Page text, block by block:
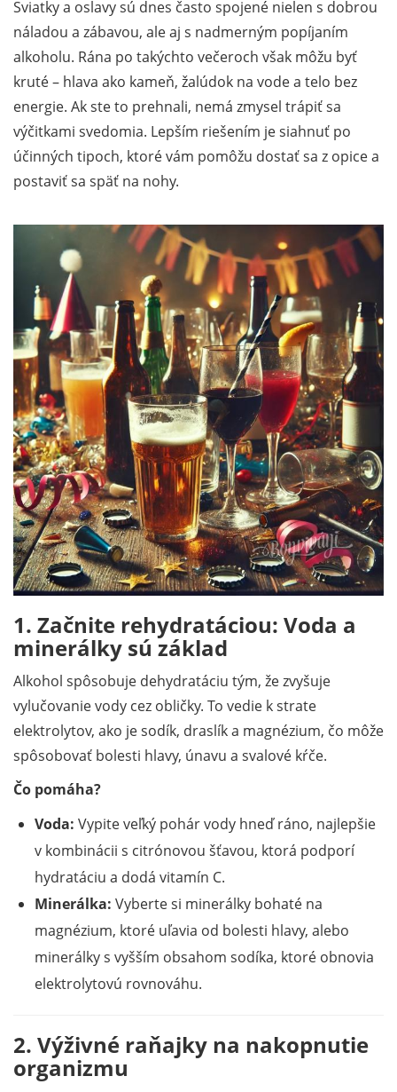
Sviatky a oslavy sú dnes často spojené nielen s dobrou
náladou a zábavou, ale aj s nadmerným popíjaním
alkoholu. Rána po takýchto večeroch však môžu byť
kruté – hlava ako kameň, žalúdok na vode a telo bez
energie. Ak ste to prehnali, nemá zmysel trápiť sa
výčitkami svedomia. Lepším riešením je siahnuť po
účinných tipoch, ktoré vám pomôžu dostať sa z opice a
postaviť sa späť na nohy.
1. Začnite rehydratáciou: Voda a
minerálky sú základ
Alkohol spôsobuje dehydratáciu tým, že zvyšuje
vylučovanie vody cez obličky. To vedie k strate
elektrolytov, ako je sodík, draslík a magnézium, čo môže
spôsobovať bolesti hlavy, únavu a svalové kŕče.
Čo pomáha?
Voda: Vypite veľký pohár vody hneď ráno, najlepšie
v kombinácii s citrónovou šťavou, ktorá podporí
hydratáciu a dodá vitamín C.
Minerálka: Vyberte si minerálky bohaté na
magnézium, ktoré uľavia od bolesti hlavy, alebo
minerálky s vyšším obsahom sodíka, ktoré obnovia
elektrolytovú rovnováhu.
2. Výživné raňajky na nakopnutie
organizmu